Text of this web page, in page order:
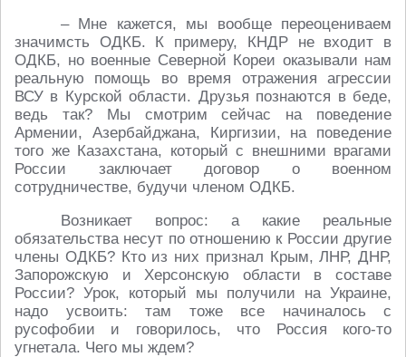
– Мне кажется, мы вообще переоцениваем
значимсть ОДКБ. К примеру, КНДР не входит в
ОДКБ, но военные Северной Кореи оказывали нам
реальную помощь во время отражения агрессии
ВСУ в Курской области. Друзья познаются в беде,
ведь так? Мы смотрим сейчас на поведение
Армении, Азербайджана, Киргизии, на поведение
того же Казахстана, который с внешними врагами
России заключает договор о военном
сотрудничестве, будучи членом ОДКБ.
Возникает вопрос: а какие реальные
обязательства несут по отношению к России другие
члены ОДКБ? Кто из них признал Крым, ЛНР, ДНР,
Запорожскую и Херсонскую области в составе
России? Урок, который мы получили на Украине,
надо усвоить: там тоже все начиналось с
русофобии и говорилось, что Россия кого-то
угнетала. Чего мы ждем?